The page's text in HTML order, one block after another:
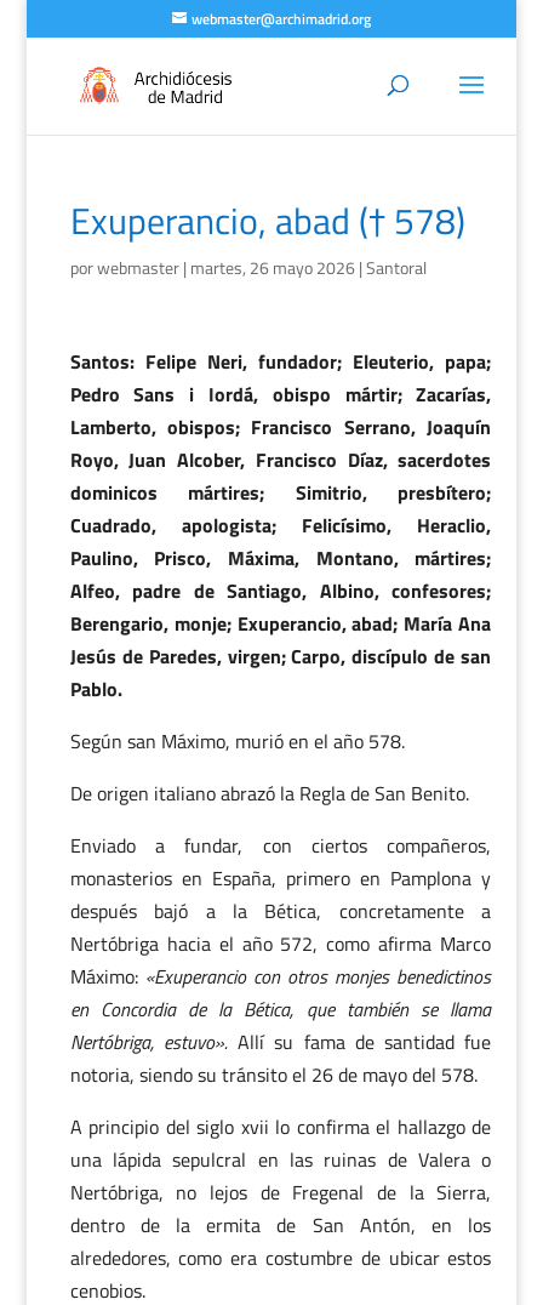
webmaster@archimadrid.org
Exuperancio, abad († 578)
porwebmaster| martes, 26 mayo 2026|Santoral
Santos: Felipe Neri, fundador; Eleuterio, papa;
Pedro Sans i Iordá, obispo mártir; Zacarías,
Lamberto, obispos; Francisco Serrano, Joaquín
Royo, Juan Alcober, Francisco Díaz, sacerdotes
dominicos mártires; Simitrio, presbítero;
Cuadrado, apologista; Felicísimo, Heraclio,
Paulino, Prisco, Máxima, Montano, mártires;
Alfeo, padre de Santiago, Albino, confesores;
Berengario, monje; Exuperancio, abad; María Ana
Jesús de Paredes, virgen; Carpo, discípulo de san
Pablo.
Según san Máximo, murió en el año 578.
De origen italiano abrazó la Regla de San Benito.
Enviado a fundar, con ciertos compañeros,
monasterios en España, primero en Pamplona y
después bajó a la Bética, concretamente a
Nertóbriga hacia el año 572, como afirma Marco
Máximo: «Exuperancio con otros monjes benedictinos
en Concordia de la Bética, que también se llama
Nertóbriga, estuvo».Allí su fama de santidad fue
notoria, siendo su tránsito el 26 de mayo del 578.
A principio del siglo xvii lo confirma el hallazgo de
una lápida sepulcral en las ruinas de Valera o
Nertóbriga, no lejos de Fregenal de la Sierra,
dentro de la ermita de San Antón, en los
alrededores, como era costumbre de ubicar estos
cenobios.